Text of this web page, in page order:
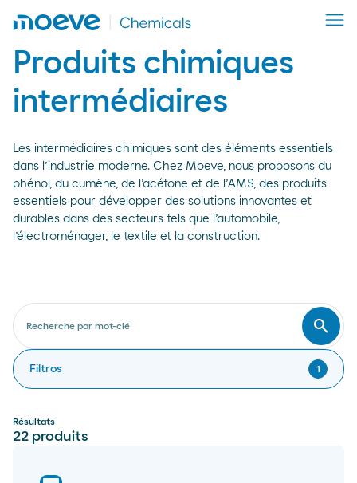
Produits chimiques
intermédiaires
Les intermédiaires chimiques sont des éléments essentiels
dans l’industrie moderne. Chez Moeve, nous proposons du
phénol, du cumène, de l’acétone et de l’AMS, des produits
essentiels pour développer des solutions innovantes et
durables dans des secteurs tels que l’automobile,
l’électroménager, le textile et la construction.
Recherche par mot-clé searchBuscar
Filtros 1
Résultats
22 produits